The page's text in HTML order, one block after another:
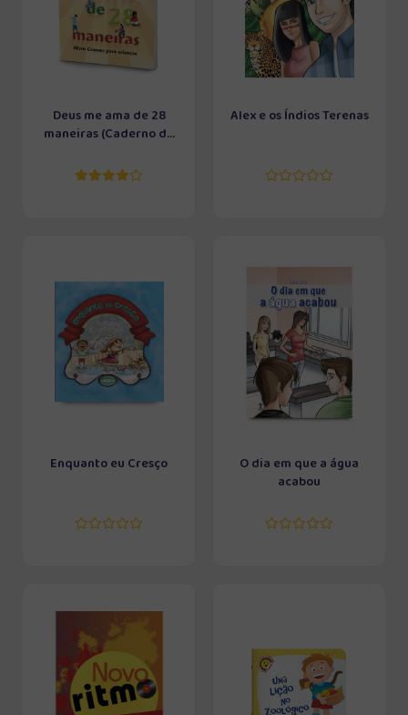
Deus me ama de 28
maneiras (Caderno d...
Alex e os Índios Terenas
Enquanto eu Cresço
O dia em que a água
acabou